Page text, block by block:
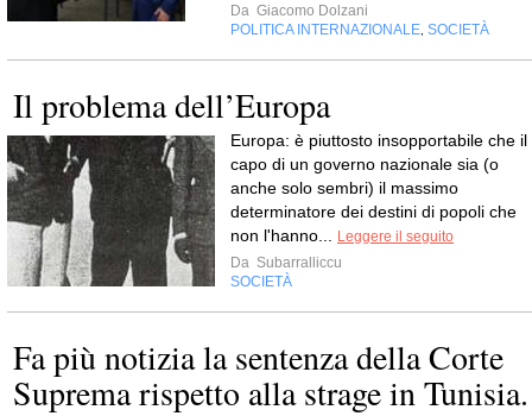
Da Giacomo Dolzani
POLITICA INTERNAZIONALE SOCIETÀ
Il problema dell’Europa
Europa: è piuttosto insopportabile che il
capo di un governo nazionale sia (o
anche solo sembri) il massimo
determinatore dei destini di popoli che
non l'hanno...
Leggere il seguito
Da Subarralliccu
SOCIETÀ
Fa più notizia la sentenza della Corte
Suprema rispetto alla strage in Tunisia.